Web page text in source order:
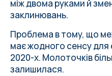
між двома руками й
заклинювань.
Проблема в тому, що
має жодного сенсу для
2020-х. Молоточків
залишилася.